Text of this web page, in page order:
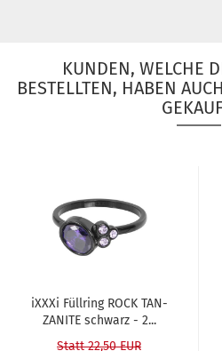
KUNDEN, WELCHE
BESTELLTEN, HABEN
iXXXi Füll­ring ROCK TAN­
ZA­NI­TE schwarz - 2...
Statt 22,50 EUR